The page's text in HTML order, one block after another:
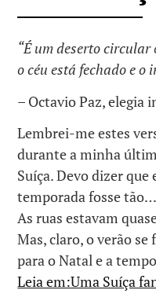
“É um deserto circular
o céu está fechado e o
– Octavio Paz, elegia
Lembrei-me estes
durante a minha
Suíça. Devo dizer que
temporada fosse
As ruas estavam
Mas, claro, o verão
para o Natal e a
Leia em:Uma Suíça